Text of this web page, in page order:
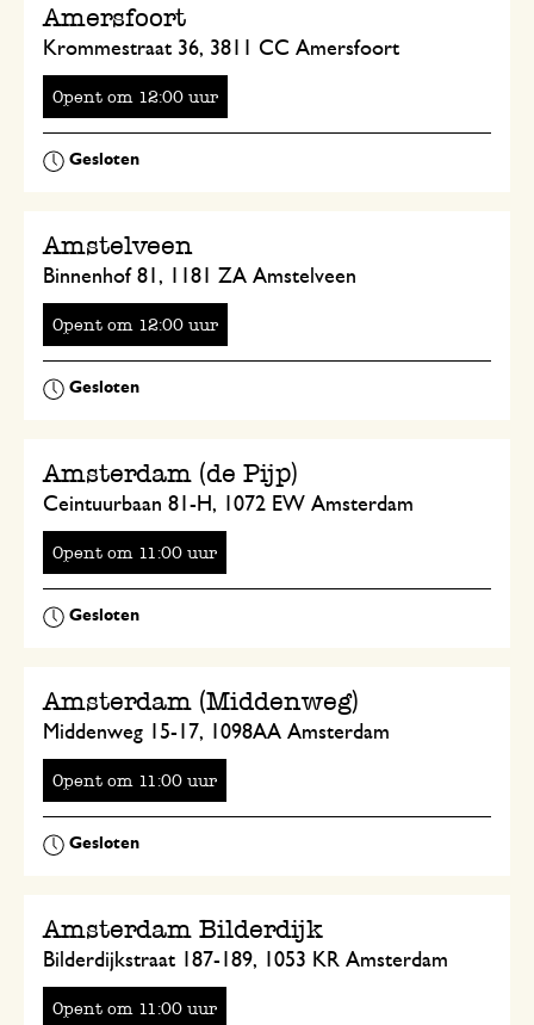
Opent om uur
Amersfoort
Krommestraat 36, 3811 CC Amersfoort
Opent om uur
Amstelveen
Binnenhof 81, 1181 ZA Amstelveen
Opent om uur
Amsterdam (de Pijp)
Ceintuurbaan 81-H, 1072 EW Amsterdam
Opent om uur
Amsterdam (Middenweg)
Middenweg 15-17, 1098AA Amsterdam
Opent om uur
Amsterdam Bilderdijk
Bilderdijkstraat 187-189, 1053 KR Amsterdam